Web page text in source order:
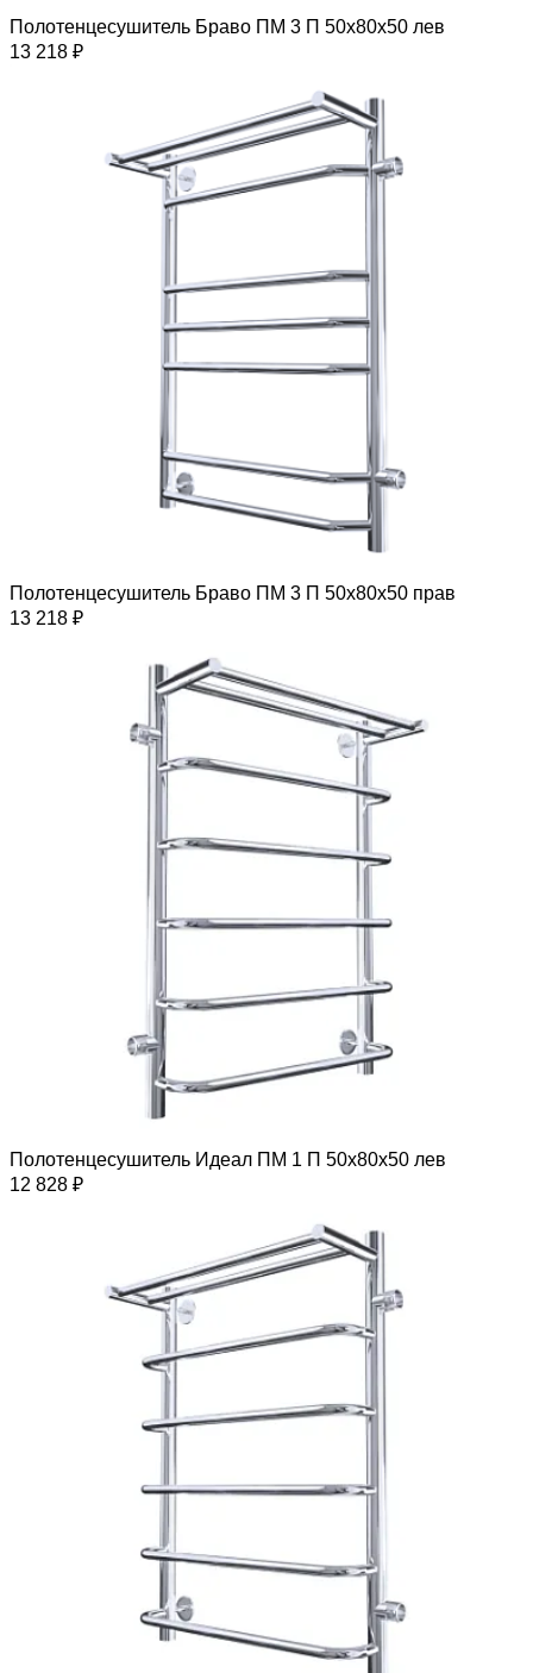
Полотенцесушитель Браво ПМ 3 П 50х80х50 лев
13 218 ₽
Полотенцесушитель Браво ПМ 3 П 50х80х50 прав
13 218 ₽
Полотенцесушитель Идеал ПМ 1 П 50х80х50 лев
12 828 ₽